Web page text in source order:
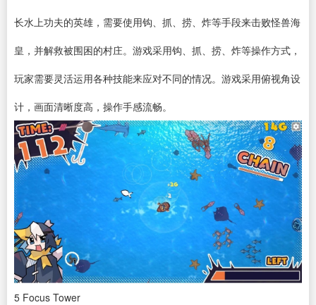
长水上功夫的英雄，需要使用钩、抓、捞、炸等手段来击败怪兽海
皇，并解救被围困的村庄。游戏采用钩、抓、捞、炸等操作方式，
玩家需要灵活运用各种技能来应对不同的情况。游戏采用俯视角设
计，画面清晰度高，操作手感流畅。
5 Focus Tower